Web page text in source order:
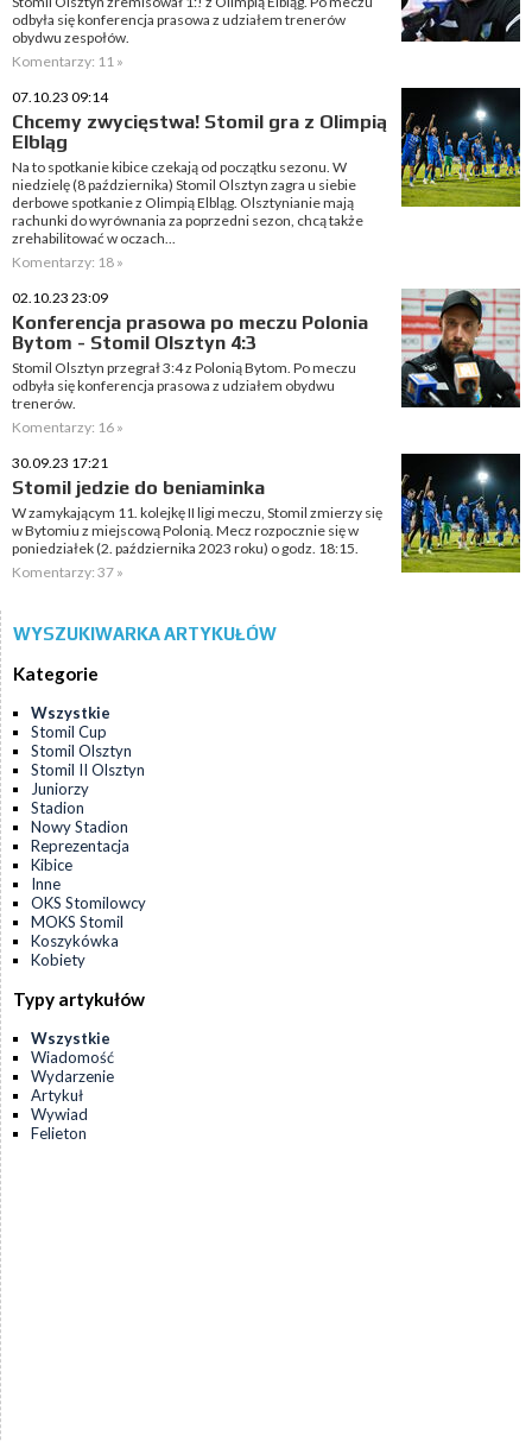
odbyła się konferencja prasowa z udziałem trenerów
obydwu zespołów.
Komentarzy: 11 »
07.10.23 09:14
Chcemy zwycięstwa! Stomil gra z Olimpią
Elbląg
Na to spotkanie kibice czekają od początku sezonu. W
niedzielę (8 października) Stomil Olsztyn zagra u siebie
derbowe spotkanie z Olimpią Elbląg. Olsztynianie mają
rachunki do wyrównania za poprzedni sezon, chcą także
zrehabilitować w oczach...
Komentarzy: 18 »
02.10.23 23:09
Konferencja prasowa po meczu Polonia
Bytom - Stomil Olsztyn 4:3
Stomil Olsztyn przegrał 3:4 z Polonią Bytom. Po meczu
odbyła się konferencja prasowa z udziałem obydwu
trenerów.
Komentarzy: 16 »
30.09.23 17:21
Stomil jedzie do beniaminka
W zamykającym 11. kolejkę II ligi meczu, Stomil zmierzy się
w Bytomiu z miejscową Polonią. Mecz rozpocznie się w
poniedziałek (2. października 2023 roku) o godz. 18:15.
Komentarzy: 37 »
WYSZUKIWARKA ARTYKUŁÓW
Kategorie
Wszystkie
Stomil Cup
Stomil Olsztyn
Stomil II Olsztyn
Juniorzy
Stadion
Nowy Stadion
Reprezentacja
Kibice
Inne
OKS Stomilowcy
MOKS Stomil
Koszykówka
Kobiety
Typy artykułów
Wszystkie
Wiadomość
Wydarzenie
Artykuł
Wywiad
Felieton